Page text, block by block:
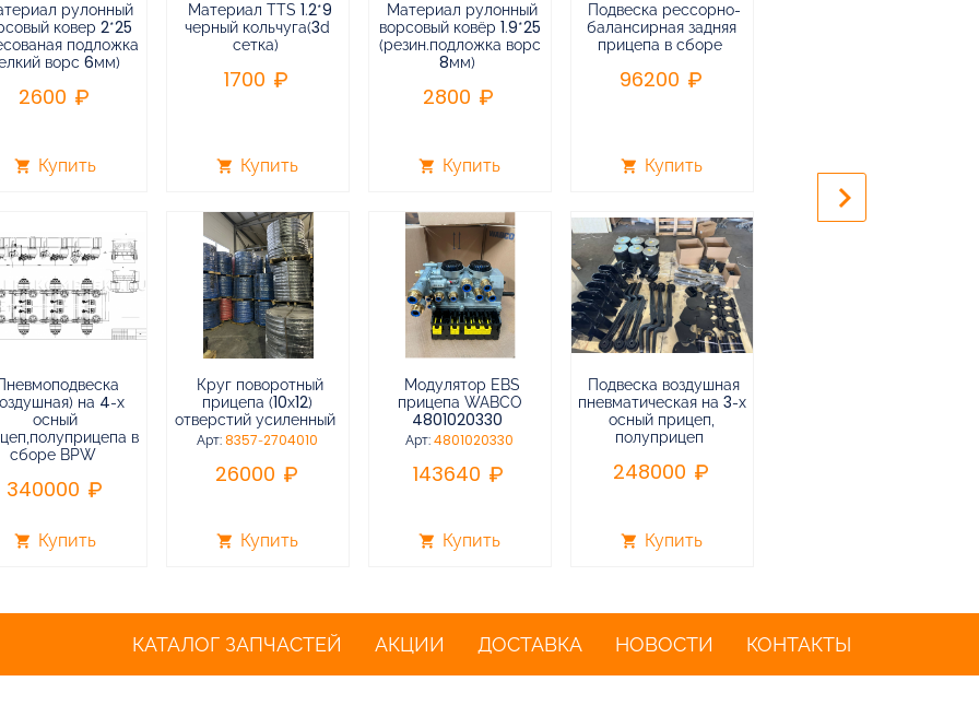
рулонный
ковер 2*25
подложка
ворс 6мм)
2600
shopping_cart Купить
на 4-х
осный
в
сборе BPW
340000
shopping_cart Купить
Материал TTS 1.2*9
черный кольчуга(3d
сетка)
1700
shopping_cart Купить
Круг поворотный
прицепа (10х12)
отверстий усиленный
Арт:8357-2704010
26000
shopping_cart Купить
Материал рулонный
ворсовый ковёр 1.9*25
(резин.подложка ворс
8мм)
2800
shopping_cart Купить
Модулятор EBS
прицепа WABCO
4801020330
Арт:4801020330
143640
shopping_cart Купить
Подвеска рессорно-
балансирная задняя
прицепа в сборе
96200
shopping_cart Купить
Подвеска воздушная
пневматическая на 3-х
осный прицеп,
полуприцеп
248000
shopping_cart Купить
keyboard_arrow_right
КАТАЛОГ ЗАПЧАСТЕЙ АКЦИИ ДОСТАВКА НОВОСТИ КОНТАКТЫ